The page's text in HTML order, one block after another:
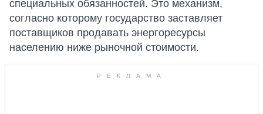
специальных обязанностей. Это механизм,
согласно которому государство заставляет
поставщиков продавать энергоресурсы
населению ниже рыночной стоимости.